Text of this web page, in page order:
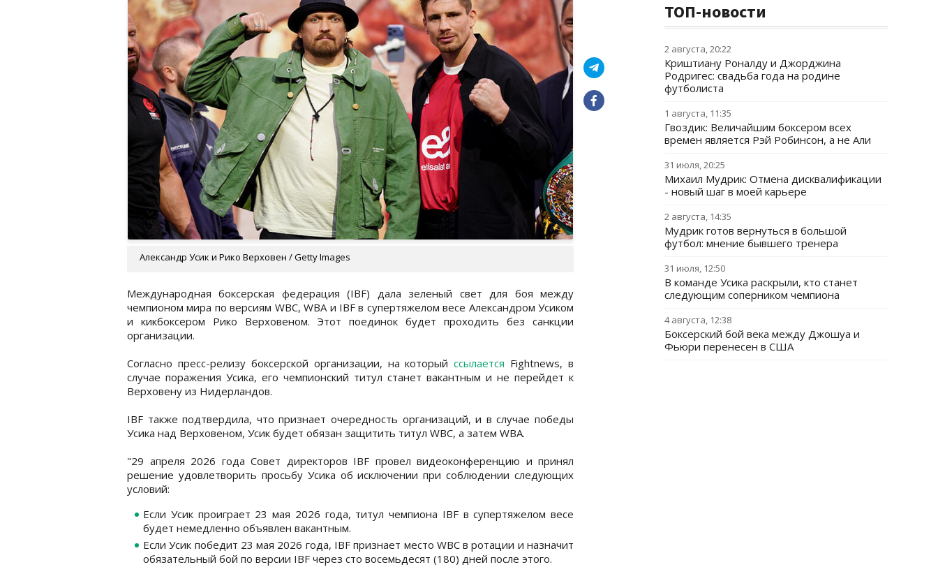
Александр Усик и Рико Верховен / Getty Images
Международная боксерская федерация (IBF) дала зеленый свет для боя между
чемпионом мира по версиям WBC, WBA и IBF в супертяжелом весе Александром Усиком
и кикбоксером Рико Верховеном. Этот поединок будет проходить без санкции
организации.
Согласно пресс-релизу боксерской организации, на которыйссылается Fightnews, в
случае поражения Усика, его чемпионский титул станет вакантным и не перейдет к
Верховену из Нидерландов.
IBF также подтвердила, что признает очередность организаций, и в случае победы
Усика над Верховеном, Усик будет обязан защитить титул WBC, а затем WBA.
"29 апреля 2026 года Совет директоров IBF провел видеоконференцию и принял
решение удовлетворить просьбу Усика об исключении при соблюдении следующих
условий:
Если Усик проиграет 23 мая 2026 года, титул чемпиона IBF в супертяжелом весе
будет немедленно объявлен вакантным.
Если Усик победит 23 мая 2026 года, IBF признает место WBC в ротации и назначит
обязательный бой по версии IBF через сто восемьдесят (180) дней после этого.
ТОП-новости
2 августа, 20:22
Криштиану Роналду и Джорджина
Родригес: свадьба года на родине
футболиста
1 августа, 11:35
Гвоздик: Величайшим боксером всех
времен является Рэй Робинсон, а не Али
31 июля, 20:25
Михаил Мудрик: Отмена дисквалификации
- новый шаг в моей карьере
2 августа, 14:35
Мудрик готов вернуться в большой
футбол: мнение бывшего тренера
31 июля, 12:50
В команде Усика раскрыли, кто станет
следующим соперником чемпиона
4 августа, 12:38
Боксерский бой века между Джошуа и
Фьюри перенесен в США